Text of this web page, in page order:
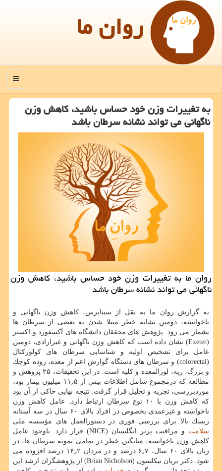
روان ما
منو
به تغییرات وزن خود حساس باشید، كاهش وزن
ناگهانی می تواند نشانه سرطان باشد
روان ما به تغییرات وزن خود حساس باشید، كاهش وزن
ناگهانی می تواند نشانه سرطان باشد
به گزارش روان ما به نقل از سیناپرس، كاهش وزن ناگهانی و
ناخواسته، دومین نشانه خطر مبتلا شدن به بعضی از سرطان ها
بشمار می رود. پژوهش های محققان دانشگاه های آكسفورد و اكستر
(Exeter) نشان داده است كه كاهش وزن ناگهانی و غیرارادی، دومین
عامل برای تشخیص اولیه و شناسایی سرطان های كولوركتال
(colorectal) و سرطان های دستگاه گوارش اعم از معده، روده كوچك
و بزرگ، ریه، لوزالمعده و كلیه است. در این تحقیقات، ۲۵ پژوهش و
مطالعه كه درمجموع شامل اطلاعات بیش از ۱۱٫۵ میلیون بیمار بود،
موردبررسی، تجزیه و تحلیل قرار گرفت. نتیجه نهایی حاكی از آن بود
كه كاهش وزن با ۱۰ نوع سرطان ارتباط دارد. عامل كاهش وزن
ناخواسته و غیرعمدی بخصوص در افراد بالای ۶۰ سال در سه آستانه
ریسك بالا برای بررسی فوری در دستورالعمل های مؤسسه ملی
سلامت
و مراقبت برتر انگلستان (NICE) قرار دارد. باوجود عامل
كاهش وزن ناخواسته، میانگین خطر در تمامی نمونه سرطان ها، در
زنان بالای ۶۰ سال، ۶٫۷ درصد و در مردان ۱۴٫۲ درصد افزوده می
شود. دكتر بریان نیكلسون (Brian Nicholson) از پژوهشگران ارشد این